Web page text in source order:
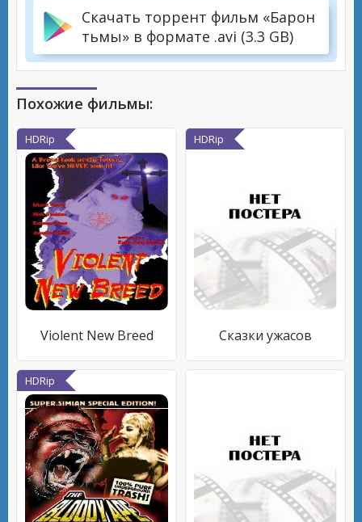
Скачать торрент фильм «Барон
тьмы» в формате .avi (3.3 GB)
Похожие фильмы:
HDRip
Violent New Breed
HDRip
Сказки ужасов
HDRip